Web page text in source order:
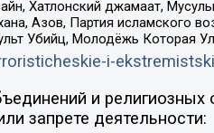
Хатлонский джамаат,
Азов, Партия исламского
Убийц, Молодёжь Которая
i-
и
запрете деятельности: